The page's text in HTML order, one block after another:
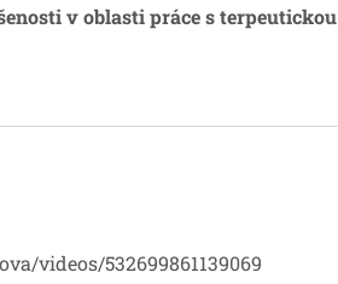
v oblasti práce s terpeutickou
videos/532699861139069